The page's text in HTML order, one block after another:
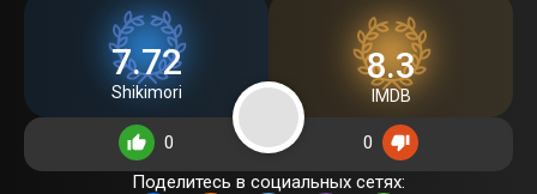
7.72
Shikimori
8.3
IMDB
0
0
Поделитесь в социальных сетях: